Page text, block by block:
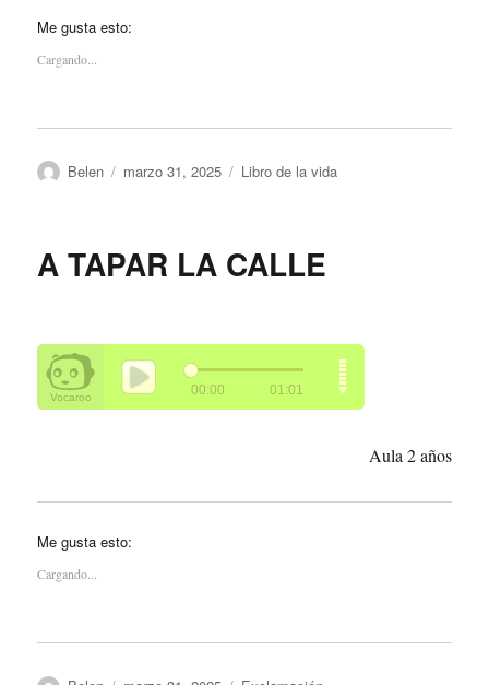
Me gusta esto:
Cargando...
Autor
Belen
Publicado
marzo 31, 2025 Categorías
Libro de la vida
A TAPAR LA CALLE
Aula 2 años
Me gusta esto:
Cargando...